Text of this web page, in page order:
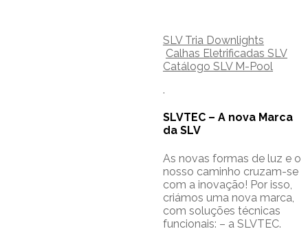
SLV Tria Downlights
Calhas Eletrificadas SLV
Catálogo SLV M-Pool
.
SLVTEC – A nova Marca
da SLV
As novas formas de luz e o
nosso caminho cruzam-se
com a inovação! Por isso,
criámos uma nova marca,
com soluções técnicas
funcionais: – a SLVTEC.